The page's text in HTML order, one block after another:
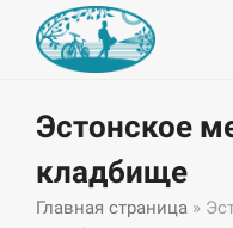
Эстонское
кладбище
Главная страница »